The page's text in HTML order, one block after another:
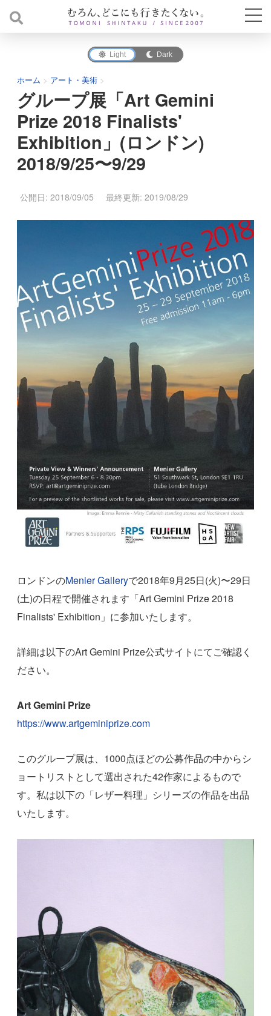
Light Dark
ホーム > アート・美術 >
グループ展「Art Gemini
Prize 2018 Finalists'
Exhibition」(ロンドン)
2018/9/25〜9/29
公開日: 2018/09/05 最終更新: 2019/08/29
ロンドンのMenier Galleryで2018年9月25日(火)〜29日
(土)の日程で開催されます「Art Gemini Prize 2018
Finalists' Exhibition」に参加いたします。
詳細は以下のArt Gemini Prize公式サイトにてご確認く
ださい。
Art Gemini Prize
https://www.artgeminiprize.com
このグループ展は、1000点ほどの公募作品の中からシ
ョートリストとして選出された42作家によるもので
す。私は以下の「レザー料理」シリーズの作品を出品
いたします。